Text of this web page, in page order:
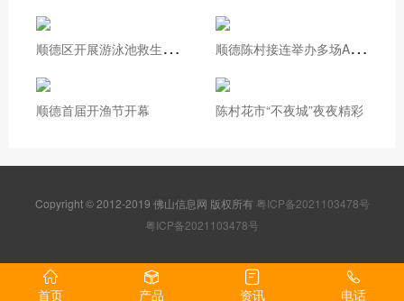
顺
德区开展游泳池救生员实操培训 顺
德陈村接连举办多场AI专题培训
顺德首届开渔节开幕 陈村花市“不夜城”夜夜精彩
Copyright © 2012-2019 佛山信息网 版权所有 粤ICP备2021103478号
粤ICP备2021103478号
首页 产品 资讯 电话